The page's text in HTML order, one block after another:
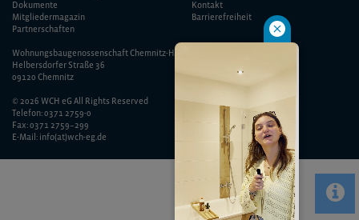
Dokumente
Mitgliedermagazin
Partnerschaften
Kontakt
Barriere­freiheit
Wohnungsbaugenossenschaft Chemnitz-Helbersdorf eG
Helbersdorfer Straße 36
09120 Chemnitz
© 2026 WCH eG All Rights Reserved
Telefon: 0371 2759-0
Fax: 0371 2759–299
E-Mail: info(at)wch-eg.de